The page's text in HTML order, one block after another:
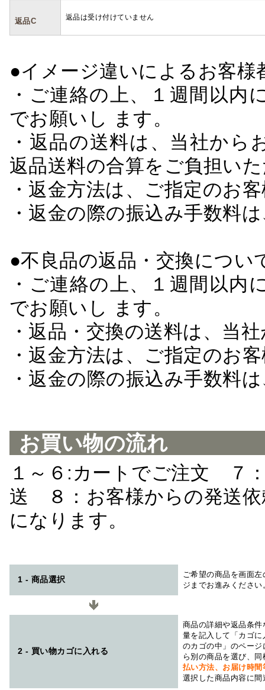
返品C 返品は受け付けていません
●イメージ違いによるお客
・ご連絡の上、１週間以
でお願いし ます。
・返品の送料は、当社か
返品送料の合算をご負担い
・返金方法は、ご指定のお
・返金の際の振込み手数料
●不良品の返品・交換につい
・ご連絡の上、１週間以
でお願いし ます。
・返品・交換の送料は、当
・返金方法は、ご指定のお
・返金の際の振込み手数料
お買い物の流れ
１～６:カートでご注文 ７
送 ８：お客様からの発送
になります。
1 - 商品選択
ご希望の商品を画面
ジまでお進みください
2 - 買い物カゴに入れる
商品の詳細や返品条
量を記入して「カゴ
のカゴの中」のペー
ら別の商品を選び、
払い方法、お届け時
選択した商品内容に